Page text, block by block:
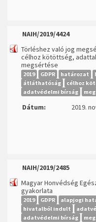
NAIH/2019/4424
Törléshez való jog
célhoz kötöttség,
megsértése
2019 GDPR határozat
átláthatóság
célhoz
adatvédelmi bírság
Dátum: 2019.
NAIH/2019/2485
Magyar Honvédség
gyakorlata
2019 GDPR alapjogi
hivatalból indult
adatvédelmi bírság